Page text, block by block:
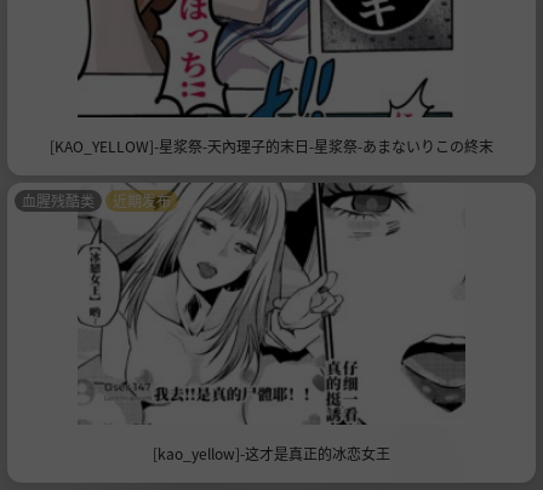
[KAO_YELLOW]-星浆祭-天內理子的末日-星浆祭-あまないりこの終末
[kao_yellow]-这才是真正的冰恋女王
血腥残酷类 近期发布